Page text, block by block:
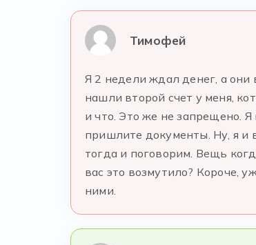
Тимофей
Я 2 недели ждал денег, а они
нашли второй счет у меня,
и что. Это же не запрещено. Я
пришлите документы. Ну, я и
тогда и поговорим. Вещь
вас это возмутило? Короче,
ними.